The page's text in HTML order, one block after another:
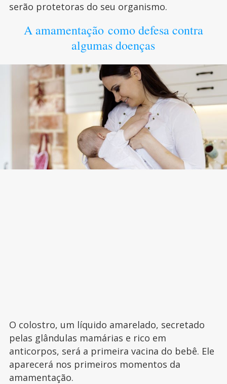
serão protetoras do seu organismo.
A amamentação como defesa contra
algumas doenças
O colostro, um líquido amarelado, secretado
pelas glândulas mamárias e rico em
anticorpos, será a primeira vacina do bebê. Ele
aparecerá nos primeiros momentos da
amamentação.